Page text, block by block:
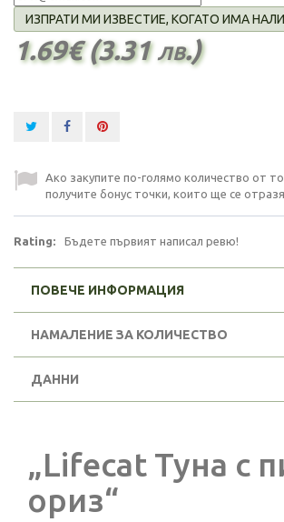
ИЗПРАТИ МИ ИЗВЕСТИЕ, КОГАТО ИМА
1.69€ (3.31 лв.)
Ако закупите по-голямо количество от
получите бонус точки, които ще се
Rating: Бъдете първият написал ревю!
ПОВЕЧЕ ИНФОРМАЦИЯ
НАМАЛЕНИЕ ЗА КОЛИЧЕСТВО
ДАННИ
„Lifecat Туна с
ориз“